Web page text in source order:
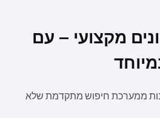
מקצועי – עם
ממערכת חיפוש מתקדמת שלא